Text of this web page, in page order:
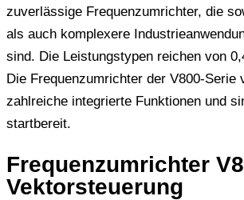
zuverlässige Frequenzumrichter, die
als auch komplexere
sind. Die Leistungstypen reichen von
Die Frequenzumrichter der V800-Serie
zahlreiche integrierte Funktionen und
startbereit.
Frequenzumrichter
Vektorsteuerung